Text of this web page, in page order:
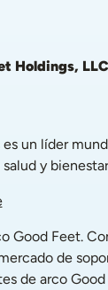
Holdings, LLC
y
de
de arco